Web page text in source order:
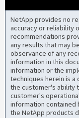
NetApp provides no
accuracy or reliability
recommendations
any results that may
observance of any
information in this
information or the
techniques herein is
the customer's ability
customer's
information contained
the NetApp products